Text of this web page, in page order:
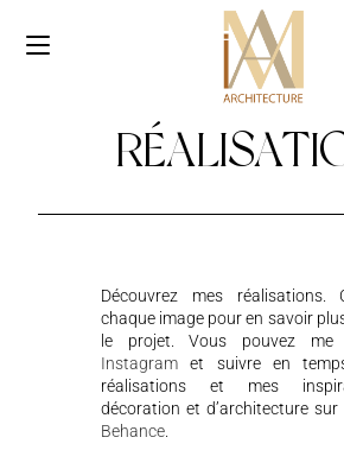
Découvrez mes réalisations.
chaque image pour en savoir
le projet. Vous pouvez me
Instagram et suivre en
réalisations et mes
décoration et d’architecture sur
Behance